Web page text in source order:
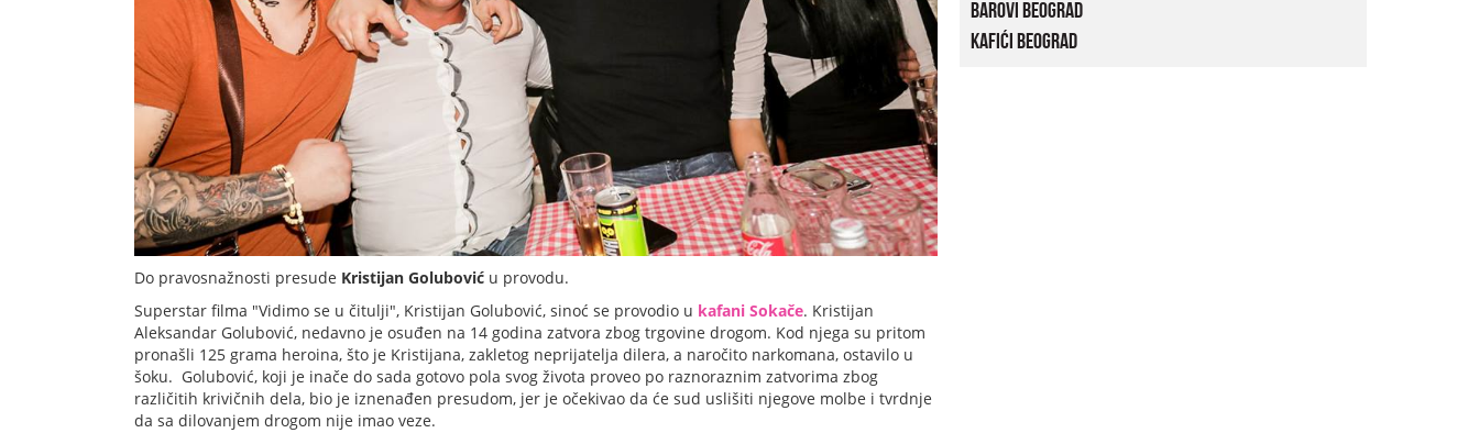
Do pravosnažnosti presude Kristijan Golubović u provodu.
Superstar filma "Vidimo se u čitulji", Kristijan Golubović, sinoć se provodio u kafani Sokače. Kristijan
Aleksandar Golubović, nedavno je osuđen na 14 godina zatvora zbog trgovine drogom. Kod njega su pritom
pronašli 125 grama heroina, što je Kristijana, zakletog neprijatelja dilera, a naročito narkomana, ostavilo u
šoku. Golubović, koji je inače do sada gotovo pola svog života proveo po raznoraznim zatvorima zbog
različitih krivičnih dela, bio je iznenađen presudom, jer je očekivao da će sud uslišiti njegove molbe i tvrdnje
da sa dilovanjem drogom nije imao veze.
Barovi Beograd
Kafići Beograd